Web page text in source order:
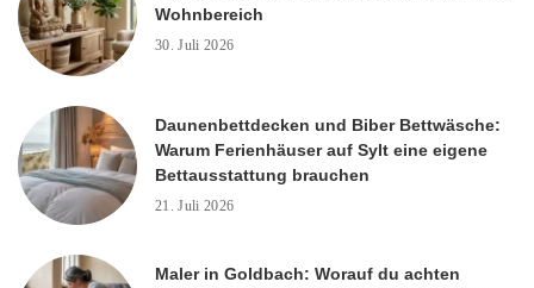
Wohnbereich
30. Juli 2026
Daunenbettdecken und Biber Bettwäsche:
Warum Ferienhäuser auf Sylt eine eigene
Bettausstattung brauchen
21. Juli 2026
Maler in Goldbach: Worauf du achten